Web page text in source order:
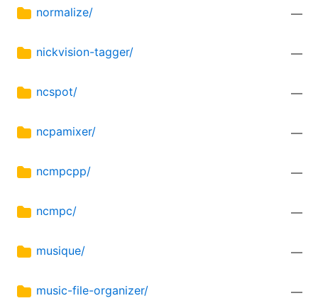
normalize/ —
nickvision-tagger/ —
ncspot/ —
ncpamixer/ —
ncmpcpp/ —
ncmpc/ —
musique/ —
music-file-organizer/ —